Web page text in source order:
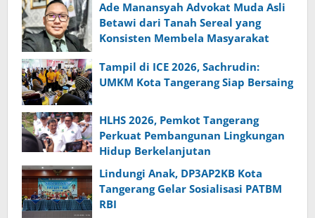
Ade Manansyah Advokat Muda Asli
Betawi dari Tanah Sereal yang
Konsisten Membela Masyarakat
Tampil di ICE 2026, Sachrudin:
UMKM Kota Tangerang Siap Bersaing
HLHS 2026, Pemkot Tangerang
Perkuat Pembangunan Lingkungan
Hidup Berkelanjutan
Lindungi Anak, DP3AP2KB Kota
Tangerang Gelar Sosialisasi PATBM
RBI